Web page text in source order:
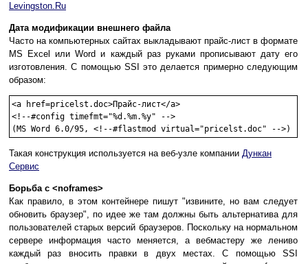
Levingston.Ru
Дата модификации внешнего файла
Часто на компьютерных сайтах выкладывают прайс-лист в формате
MS Excel или Word и каждый раз руками прописывают дату его
изготовления. С помощью SSI это делается примерно следующим
образом:
<a href=pricelst.doc>Прайс-лист</a>
<!--#config timefmt="%d.%m.%y" -->
(MS Word 6.0/95, <!--#flastmod virtual="pricelst.doc" -->)
Такая конструкция используется на веб-узле компании Дункан
Сервис
Борьба с <noframes>
Как правило, в этом контейнере пишут "извините, но вам следует
обновить браузер", по идее же там должны быть альтернатива для
пользователей старых версий браузеров. Поскольку на нормальном
сервере информация часто меняется, а вебмастеру же лениво
каждый раз вносить правки в двух местах. С помощью SSI